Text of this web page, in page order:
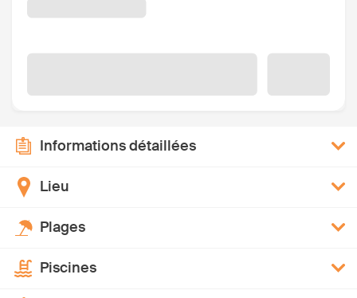
Informations détaillées
Lieu
Plages
Piscines